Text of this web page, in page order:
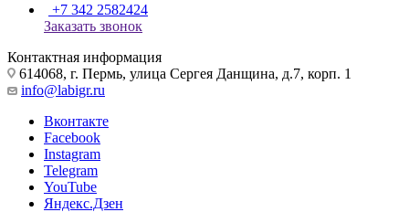
+7 342 2582424
Заказать звонок
Контактная информация
614068, г. Пермь, улица Сергея Данщина, д.7, корп. 1
info@labigr.ru
Вконтакте
Facebook
Instagram
Telegram
YouTube
Яндекс.Дзен